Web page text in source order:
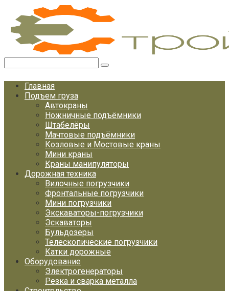
Перейти
контенту
Главная
Подъем груза
Автокраны
Ножничные подъёмники
Штабелёры
Мачтовые подъёмники
Козловые и Мостовые краны
Мини краны
Краны манипуляторы
Дорожная техника
Вилочные погрузчики
Фронтальные погрузчики
Мини погрузчики
Экскаваторы-погрузчики
Эскаваторы
Бульдозеры
Телескопические погрузчики
Катки дорожные
Оборудование
Электрогенераторы
Резка и сварка металла